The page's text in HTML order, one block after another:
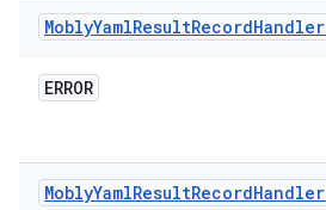
MoblyYamlResultRecordHandler
ERROR
MoblyYamlResultRecordHandler